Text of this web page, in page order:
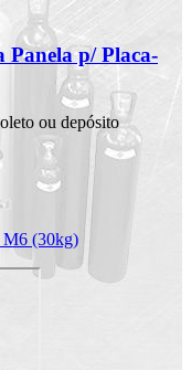
Panela p/ Placa-
ou depósito
M6 (30kg)